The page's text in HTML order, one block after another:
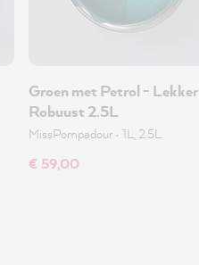
Groen met Petrol - Lekker
Robuust 2.5L
MissPompadour • 1L, 2.5L
€ 59,00